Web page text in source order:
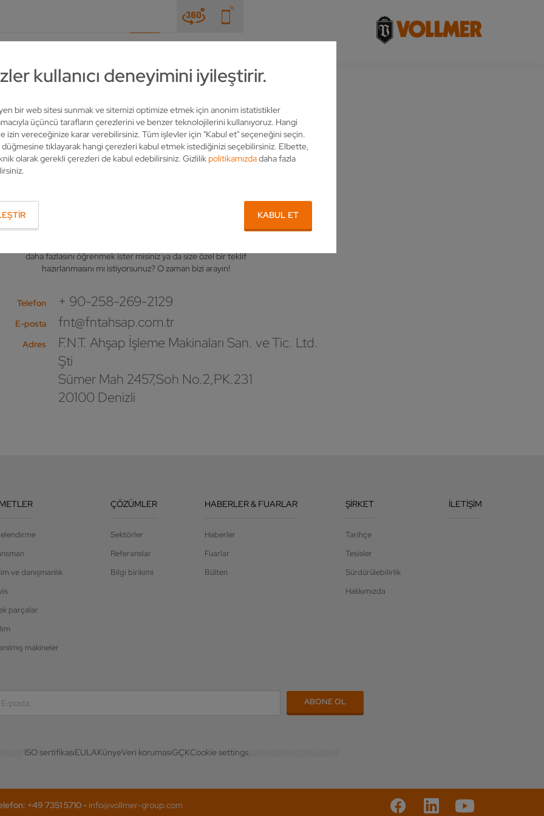
kullanıcı deneyimini iyileştirir.
bir web sitesi sunmak ve sitemizi optimize etmek için anonim istatistikler
üçüncü tarafların çerezlerini ve benzer teknolojilerini kullanıyoruz. Hangi
izin vereceğinize karar verebilirsiniz. Tüm işlevler için "Kabul et" seçeneğini seçin.
düğmesine tıklayarak hangi çerezleri kabul etmek istediğinizi seçebilirsiniz. Elbette,
olarak gerekli çerezleri de kabul edebilirsiniz. Gizlilikpolitikamızdadaha fazla
KABUL ET
daha fazlasını öğrenmek ister misiniz ya da size özel bir teklif
hazırlanmasını mı istiyorsunuz? O zaman bizi arayın!
Telefon + 90-258-269-2129
E-posta fnt@fntahsap.com.tr
Adres
F.N.T. Ahşap İşleme Makinaları San. ve Tic. Ltd.
Şti
Sümer Mah 2457,Soh No.2,PK.231
20100 Denizli
ve danışmanlık
parçalar
makineler
ÇÖZÜMLER
Sektörler
Referanslar
Bilgi birikimi
HABERLER & FUARLAR
Haberler
Fuarlar
Bülten
ŞIRKET
Tarihçe
Tesisler
Sürdürülebilirlik
Hakkımızda
İLETIŞIM
ISO sertifikasıEULAKünyeVeri korumasıGÇKCookie settings
+49 7351 5710 - info@vollmer-group.com